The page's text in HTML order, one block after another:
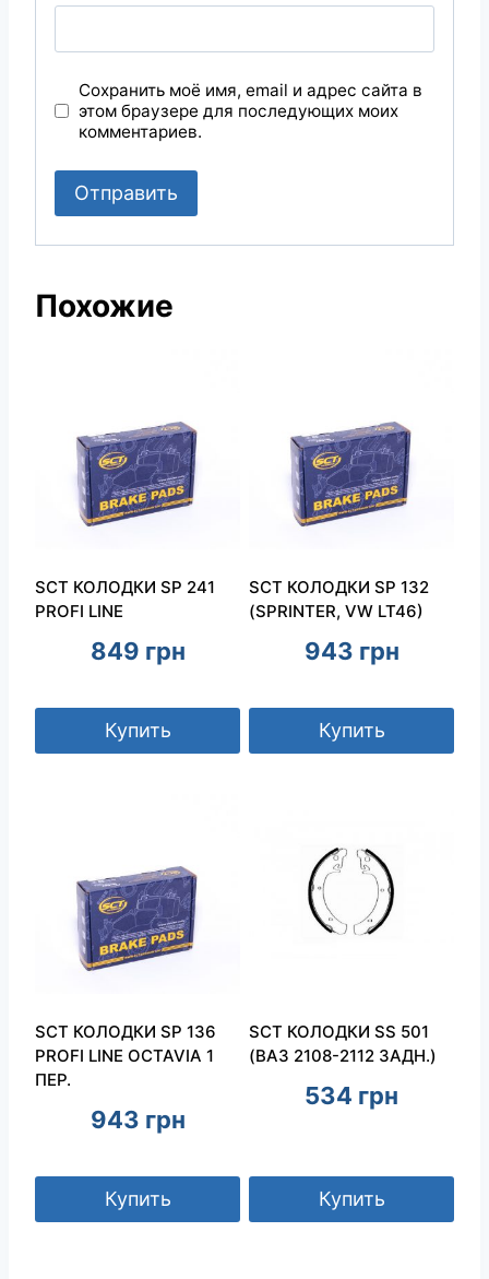
Сохранить моё имя, email и адрес сайта в
этом браузере для последующих моих
комментариев.
Похожие
SCT КОЛОДКИ SP 241
PROFI LINE
849 грн
Купить
SCT КОЛОДКИ SP 132
(SPRINTER, VW LT46)
943 грн
Купить
SCT КОЛОДКИ SP 136
PROFI LINE OCTAVIA 1
ПЕР.
943 грн
Купить
SCT КОЛОДКИ SS 501
(ВАЗ 2108-2112 ЗАДН.)
534 грн
Купить